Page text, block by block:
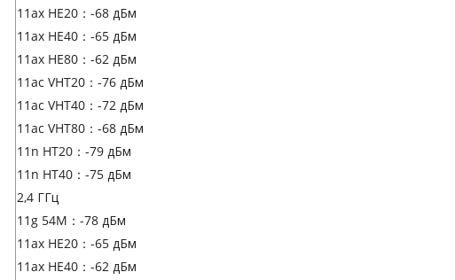
11ax HE20：-68 дБм
11ax HE40：-65 дБм
11ax HE80：-62 дБм
11ac VHT20：-76 дБм
11ac VHT40：-72 дБм
11ac VHT80：-68 дБм
11n HT20：-79 дБм
11n HT40：-75 дБм
2,4 ГГц
11g 54M：-78 дБм
11ax HE20：-65 дБм
11ax HE40：-62 дБм